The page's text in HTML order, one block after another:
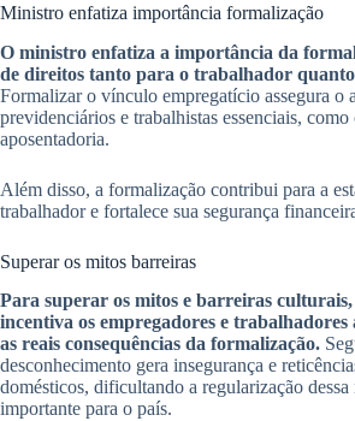
Ministro enfatiza importância formalização
O ministro enfatiza a importância da
de direitos tanto para o trabalhador
Formalizar o vínculo empregatício assegura o
previdenciários e trabalhistas essenciais,
aposentadoria.
Além disso, a formalização contribui para a
trabalhador e fortalece sua segurança
Superar os mitos barreiras
Para superar os mitos e barreiras
incentiva os empregadores e
as reais consequências da formalização.
desconhecimento gera insegurança e
domésticos, dificultando a regularização dessa
importante para o país.